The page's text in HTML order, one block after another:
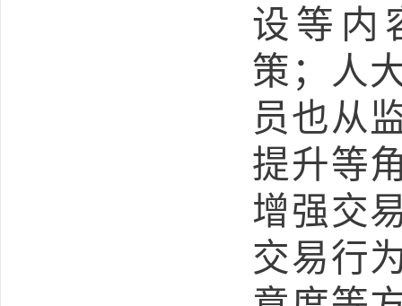
设等内
策；人
员也从
提升等
增强交
交易行